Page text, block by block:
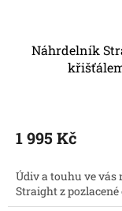
Náhrdelník
1 995 Kč
Údiv a touhu ve
Straight z